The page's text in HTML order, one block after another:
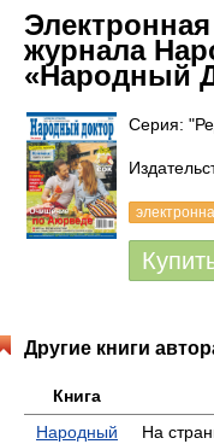
Электронная
журнала
«Народный
Серия:
Другие книги
Книга
Народный
На